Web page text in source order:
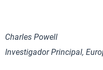
Charles Powell
Investigador Principal,